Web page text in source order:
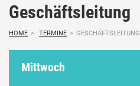
Geschäftsleitung
HOME > TERMINE > GESCHÄFTSLEITUNG
Mittwoch